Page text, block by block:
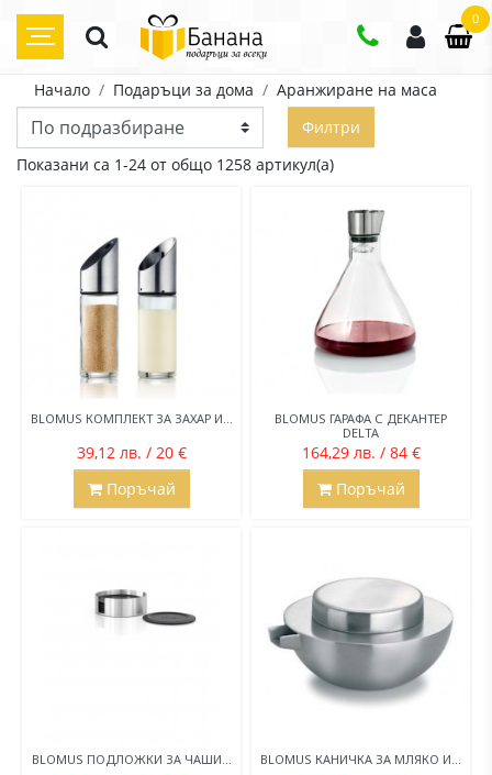
0
Начало Подаръци за дома
Аранжиране на маса
Филтри
Показани са 1-24 от общо 1258 артикул(а)
BLOMUS КОМПЛЕКТ ЗА ЗАХАР И...
39,12 лв. / 20 €
Поръчай
BLOMUS ГАРАФА С ДЕКАНТЕР
DELTA
164,29 лв. / 84 €
Поръчай
BLOMUS ПОДЛОЖКИ ЗА ЧАШИ... BLOMUS КАНИЧКА ЗА МЛЯКО И...